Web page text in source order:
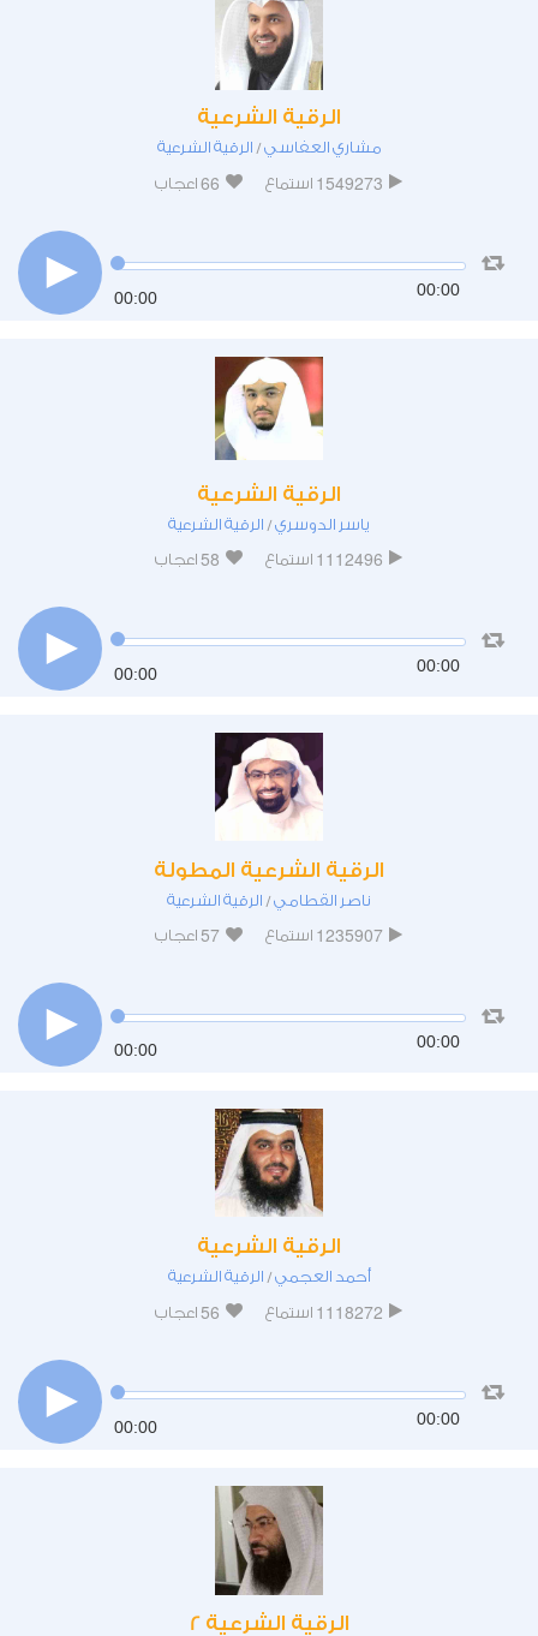
الرقية الشرعية
مشاري العفاسي/ الرقية الشرعية
1549273 استماع 66 اعجاب
00:00 00:00
الرقية الشرعية
ياسر الدوسري/ الرقية الشرعية
1112496 استماع 58 اعجاب
00:00 00:00
الرقية الشرعية المطولة
ناصر القطامي/ الرقية الشرعية
1235907 استماع 57 اعجاب
00:00 00:00
الرقية الشرعية
أحمد العجمي/ الرقية الشرعية
1118272 استماع 56 اعجاب
00:00 00:00
الرقية الشرعية 2